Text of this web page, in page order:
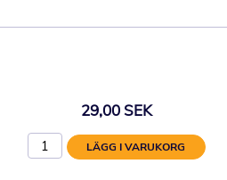
29,00 SEK
LÄGG I VARUKORG